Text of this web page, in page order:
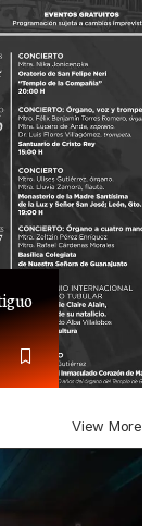
View More